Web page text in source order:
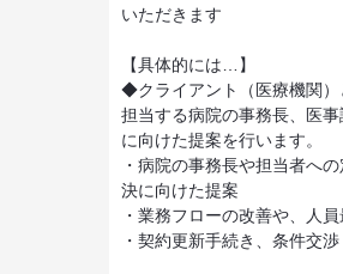
いただきます
【具体的には…】
◆クライアント（医療機関
担当する病院の事務長、医
に向けた提案を行います。
・病院の事務長や担当者へ
決に向けた提案
・業務フローの改善や、人
・契約更新手続き、条件交渉